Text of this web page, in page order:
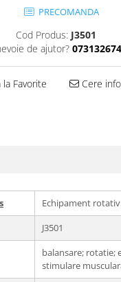
PRECOMANDA
Cod Produs: J3501
de ajutor?
Favorite Cere
Echipament
J3501
balansare; rotatie;
stimulare